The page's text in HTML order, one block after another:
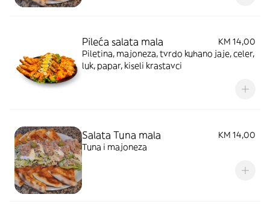
Pileća salata mala
KM 14,00
Piletina, majoneza, tvrdo kuhano jaje, celer,
luk, papar, kiseli krastavci
Salata Tuna mala
KM 14,00
Tuna i majoneza